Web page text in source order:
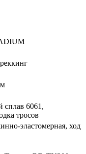
6061,
тросов
эластомерная, ход